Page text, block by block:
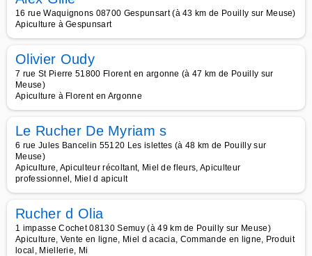
16 rue Waquignons 08700 Gespunsart (à 43 km de Pouilly sur Meuse)
Apiculture à Gespunsart
Olivier Oudy
7 rue St Pierre 51800 Florent en argonne (à 47 km de Pouilly sur
Meuse)
Apiculture à Florent en Argonne
Le Rucher De Myriam s
6 rue Jules Bancelin 55120 Les islettes (à 48 km de Pouilly sur
Meuse)
Apiculture, Apiculteur récoltant, Miel de fleurs, Apiculteur
professionnel, Miel d apicult
Rucher d Olia
1 impasse Cochet 08130 Semuy (à 49 km de Pouilly sur Meuse)
Apiculture, Vente en ligne, Miel d acacia, Commande en ligne, Produit
local, Miellerie, Mi